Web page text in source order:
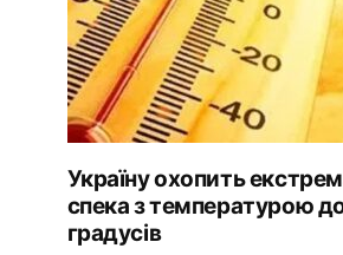
Україну охопить
спека з температурою
градусів